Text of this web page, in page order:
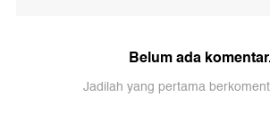
Belum ada
Jadilah yang pertama